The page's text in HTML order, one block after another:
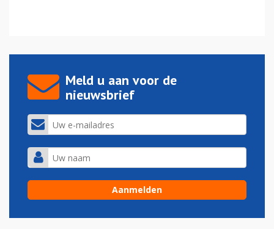
Meld u aan voor de
nieuwsbrief